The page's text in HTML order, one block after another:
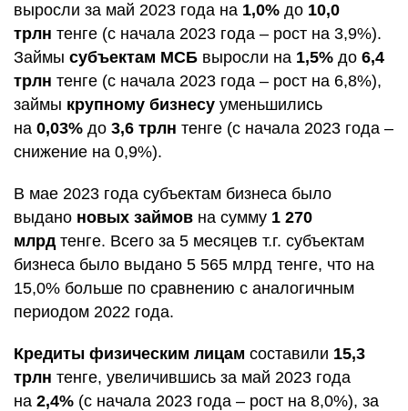
выросли за май 2023 года на 1,0% до 10,0
трлн тенге (с начала 2023 года – рост на 3,9%).
Займы субъектам МСБ выросли на 1,5% до 6,4
трлн тенге (с начала 2023 года – рост на 6,8%),
займы крупному бизнесу уменьшились
на 0,03% до 3,6 трлн тенге (с начала 2023 года –
снижение на 0,9%).
В мае 2023 года субъектам бизнеса было
выдано новых займов на сумму 1 270
млрдтенге. Всего за 5 месяцев т.г. субъектам
бизнеса было выдано 5 565 млрд тенге, что на
15,0% больше по сравнению с аналогичным
периодом 2022 года.
Кредиты физическим лицам составили 15,3
трлн тенге, увеличившись за май 2023 года
на 2,4% (с начала 2023 года – рост на 8,0%), за